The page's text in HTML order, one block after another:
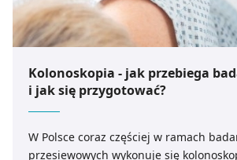
Kolonoskopia - jak przebiega
i jak się przygotować?
W Polsce coraz częściej w ramach
przesiewowych wykonuje się